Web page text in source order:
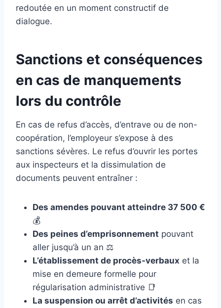
redoutée en un moment constructif de
dialogue.
Sanctions et conséquences
en cas de manquements
lors du contrôle
En cas de refus d’accès, d’entrave ou de non-
coopération, l’employeur s’expose à des
sanctions sévères. Le refus d’ouvrir les portes
aux inspecteurs et la dissimulation de
documents peuvent entraîner :
Des amendes pouvant atteindre 37 500 €
💰
Des peines d’emprisonnement pouvant
aller jusqu’à un an ⚖️
L’établissement de procès-verbaux et la
mise en demeure formelle pour
régularisation administrative 📑
La suspension ou arrêt d’activités en cas